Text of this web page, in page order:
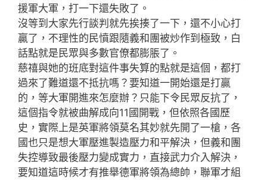
援軍大軍，打一下還失敗了。
沒等到大家先行談判就先挨揍了一下，還不小心打
贏了，不理性的民憤跟隨義和團被炒作到極致，白
話點就是民眾與多數官僚都膨脹了。
慈禧與她的班底對這件事失算的點就是這個，都打
過來了難道還不抵抗嗎？要知道一開始還是打贏
的，等大軍開進來怎麼辦？只能下令民眾反抗了，
這個指令就被曲解成向11國開戰，但依照各國歷
史，實際上是英軍將領莫名其妙就先開了一槍，各
國也只是想大軍壓進製造壓力和平解決，但義和團
失控導致最後壓力變成實力，直接武力介入解決，
要知道這時候才有推舉德軍將領為總帥，聯軍才組